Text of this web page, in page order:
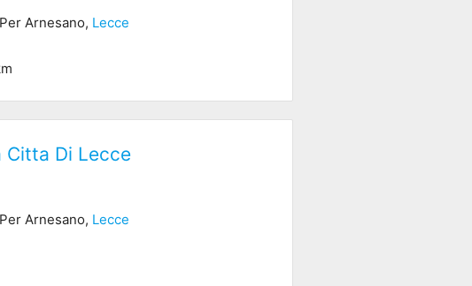
Arnesano, Lecce
Citta Di Lecce
Arnesano, Lecce